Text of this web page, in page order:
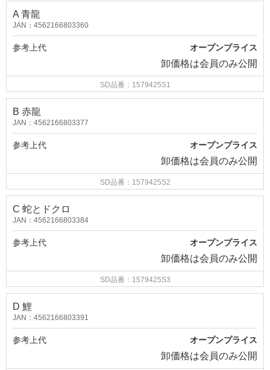
A 青龍
JAN：4562166803360
参考上代 オープンプライス
卸価格は会員のみ公開
SD品番：1579425S1
B 赤龍
JAN：4562166803377
参考上代 オープンプライス
卸価格は会員のみ公開
SD品番：1579425S2
C 蛇とドクロ
JAN：4562166803384
参考上代 オープンプライス
卸価格は会員のみ公開
SD品番：1579425S3
D 鯉
JAN：4562166803391
参考上代 オープンプライス
卸価格は会員のみ公開